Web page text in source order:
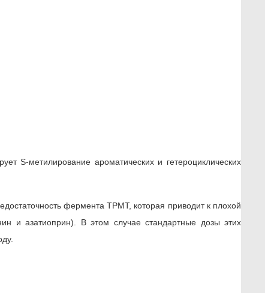
S-метилирование ароматических и гетероциклических
фермента TPMT, которая приводит к плохой
и азатиоприн). В этом случае стандартные дозы этих